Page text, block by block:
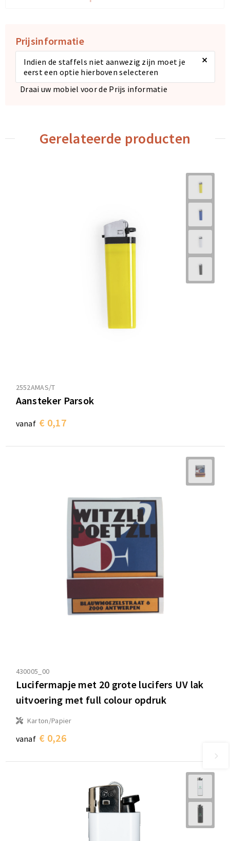
Prijsinformatie
Indien de staffels niet aanwezig zijn moet je
eerst een optie hierboven selecteren
×
Draai uw mobiel voor de Prijs informatie
Gerelateerde producten
2552AMAS/T
Aansteker Parsok
vanaf € 0,17
430005_00
Lucifermapje met 20 grote lucifers UV lak
uitvoering met full colour opdruk
Karton/Papier
vanaf € 0,26